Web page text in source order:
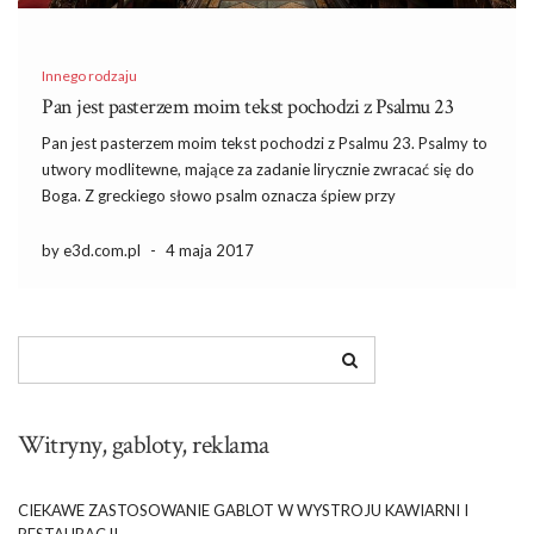
Innego rodzaju
Pan jest pasterzem moim tekst pochodzi z Psalmu 23
Pan jest pasterzem moim tekst pochodzi z Psalmu 23. Psalmy to
utwory modlitewne, mające za zadanie lirycznie zwracać się do
Boga. Z greckiego słowo psalm oznacza śpiew przy
Wyróżnia się różne rodzaje psalmów jak np.: błagalne,
by e3d.com.pl - 4 maja 2017
Witryny, gabloty, reklama
CIEKAWE ZASTOSOWANIE GABLOT W WYSTROJU KAWIARNI I